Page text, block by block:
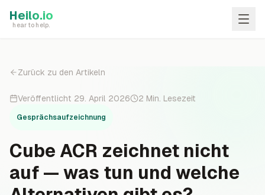
Heilo.io
hear to help.
Zurück zu den Artikeln
Veröffentlicht 29. April 2026 2 Min. Lesezeit
Gesprächsaufzeichnung
Cube ACR zeichnet nicht
auf — was tun und welche